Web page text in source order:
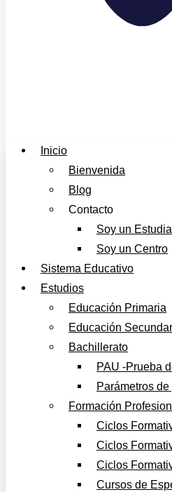
Inicio
Bienvenida
Blog
Contacto
Soy un
Soy un Centro
Sistema Educativo
Estudios
Educación Primaria
Educación
Bachillerato
PAU -Prueba
Parámetros
Formación
Ciclos
Ciclos
Ciclos
Cursos de